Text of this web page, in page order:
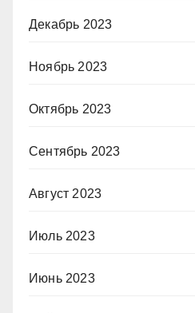
Декабрь 2023
Ноябрь 2023
Октябрь 2023
Сентябрь 2023
Август 2023
Июль 2023
Июнь 2023